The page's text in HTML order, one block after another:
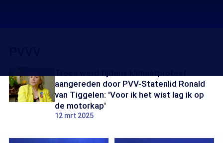
aangereden door PVV-Statenlid Ronald
van Tiggelen: 'Voor ik het wist lag ik op
de motorkap'
12 mrt 2025